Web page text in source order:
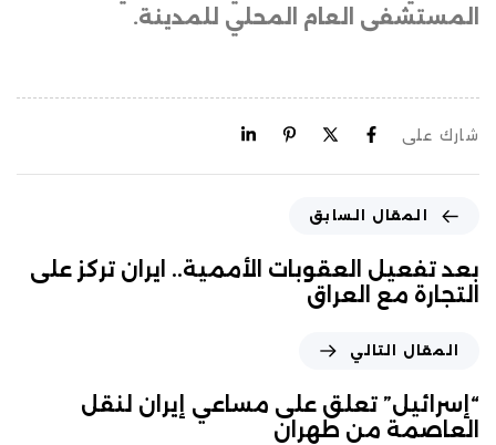
المستشفى العام المحلي للمدينة.
شارك على
المقال السابق
بعد تفعيل العقوبات الأممية.. ايران تركز على
التجارة مع العراق
المقال التالي
“إسرائيل” تعلق على مساعي إيران لنقل
العاصمة من طهران